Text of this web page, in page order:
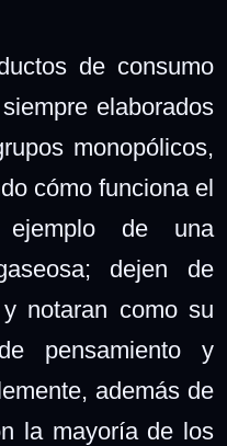
de consumo
elaborados
monopólicos,
cómo funciona el
de una
dejen de
notaran como su
pensamiento y
además de
la mayoría de los